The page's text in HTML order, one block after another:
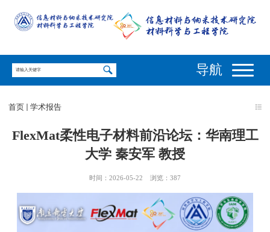
导航
首页 学术报告
FlexMat柔性电子材料前沿论坛：华南理工
大学 秦安军 教授
时间：2026-05-22 浏览： 387